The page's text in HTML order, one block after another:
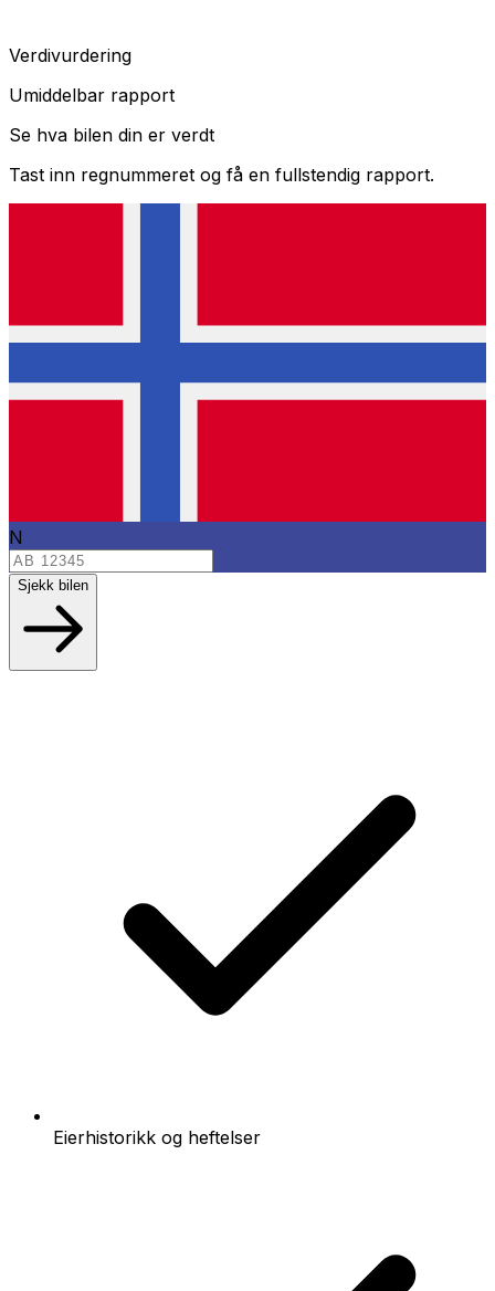
Verdivurdering
Umiddelbar rapport
Se hva bilen din er verdt
Tast inn regnummeret og få en fullstendig rapport.
N
Sjekk bilen
Eierhistorikk og heftelser